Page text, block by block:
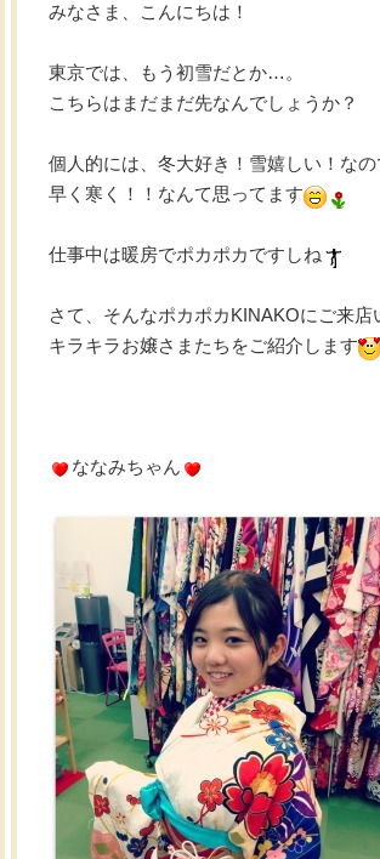
みなさま、こんにちは！
東京では、もう初雪だとか…。
こちらはまだまだ先なんでしょうか？
個人的には、冬大好き！雪嬉しい！なの
早く寒く！！なんて思ってます
仕事中は暖房でポカポカですしね
さて、そんなポカポカKINAKOにご来店
キラキラお嬢さまたちをご紹介します
ななみちゃん